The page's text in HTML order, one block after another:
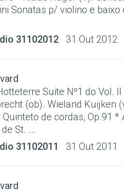
Sonatas p/ violino e baixo
31102012
31 Out 2012
Suite Nº1 do Vol.
(ob). Wieland Kuijken
Quinteto de cordas, Op.91
St. ...
31102011
31 Out 2011